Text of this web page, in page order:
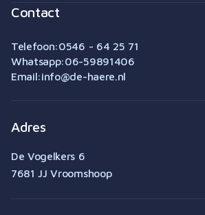
Behandelingen
Tarieven & vergoeding
Over de Haere
Werken bij
Contact
Downloads & links
Cookie instellingen
Built by Bunch
Contact
Telefoon:0546 - 64 25 71
Whatsapp:06-59891406
Email:info@de-haere.nl
Adres
De Vogelkers 6
7681 JJ Vroomshoop